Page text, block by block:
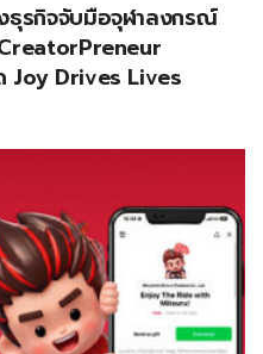
ธุรกิจจับมือจุฬาลงกรณ์
Joy Drives Lives